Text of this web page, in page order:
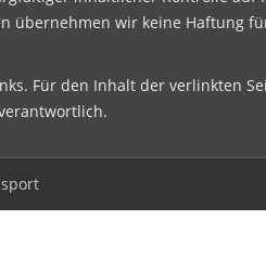
übernehmen wir keine Haftung
Für den Inhalt der verlinkten